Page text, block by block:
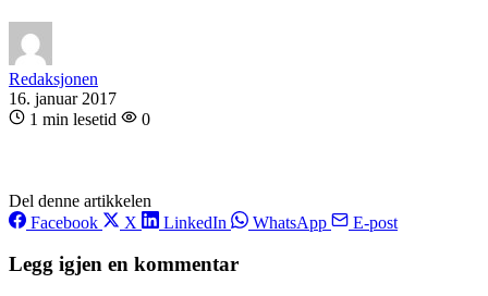
Redaksjonen
16. januar 2017
1 min lesetid
0
Del denne artikkelen
Facebook
X LinkedIn WhatsApp E-post
Legg igjen en kommentar